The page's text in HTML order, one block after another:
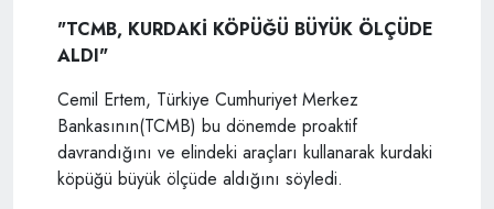
"TCMB, KURDAKİ KÖPÜĞÜ BÜYÜK ÖLÇÜDE
ALDI"
Cemil Ertem, Türkiye Cumhuriyet Merkez
Bankasının(TCMB) bu dönemde proaktif
davrandığını ve elindeki araçları kullanarak kurdaki
köpüğü büyük ölçüde aldığını söyledi.